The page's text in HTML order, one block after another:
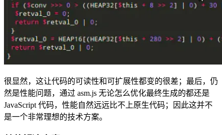
很显然，这让代码的可读性和可扩展性都变的很差；最后，仍
然是性能问题，通过 asm.js 无论怎么优化最终生成的都还是
JavaScript 代码，性能自然远远比不上原生代码；因此这并不
是一个非常理想的技术方案。